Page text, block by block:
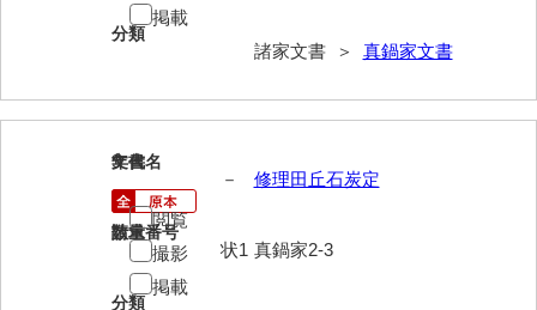
岡藤家文書
岡本家文書（周防大島町）
小川家文書
小川五郎収集史料
尾崎家文書
尾崎家文書（防府市）
分類
諸家文書 ＞ 真鍋家文書
掲載
9
文書名
修理田丘石炭定
請求番号
真鍋家2-3
分類
年代
－
数量
状1
閲覧
撮影
掲載